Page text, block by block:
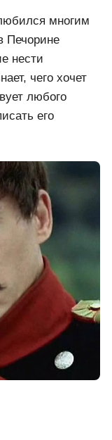
многим
Печорине
нести
чего хочет
любого
его